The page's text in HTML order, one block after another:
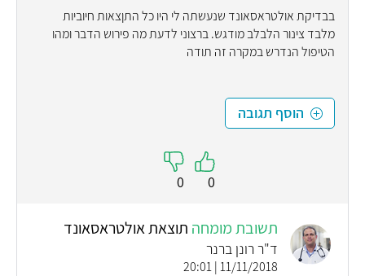
בבדיקת אולטראסאונד שנעשתה לי היו כל התןצאות חיוביות
מלבד צינור הלבלב מודגש. ברצוני לדעת מה פירוש הדבר ומהו
הטיפול הנדרש במקרה זה תודה
הוסף תגובה
0
0
תשובת מומחה תוצאת אולטראסאונד
ד"ר רונן ברנר
11/11/2018 | 20:01